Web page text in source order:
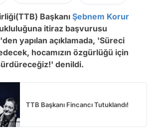
Başkanı Şebnem Korur
itiraz başvurusu
yapılan açıklamada, 'Süreci
hocamızın özgürlüğü için
denildi.
TTB Başkanı Fincancı Tutuklandı!